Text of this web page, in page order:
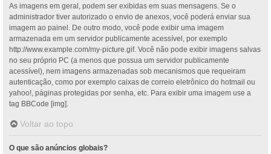
As imagens em geral, podem ser exibidas em suas mensagens. Se o
administrador tiver autorizado o envio de anexos, você poderá enviar sua
imagem ao painel. De outro modo, você pode exibir uma imagem
armazenada em um servidor publicamente acessível, por exemplo
http://www.example.com/my-picture.gif. Você não pode exibir imagens salvas
no seu próprio PC (a menos que possua um servidor publicamente
acessível), nem imagens armazenadas sob mecanismos que requeiram
autenticação, como por exemplo caixas de correio eletrônico do hotmail ou
yahoo!, páginas protegidas por senha, etc. Para exibir uma imagem use a
tag BBCode [img].
Voltar ao topo
O que são anúncios globais?